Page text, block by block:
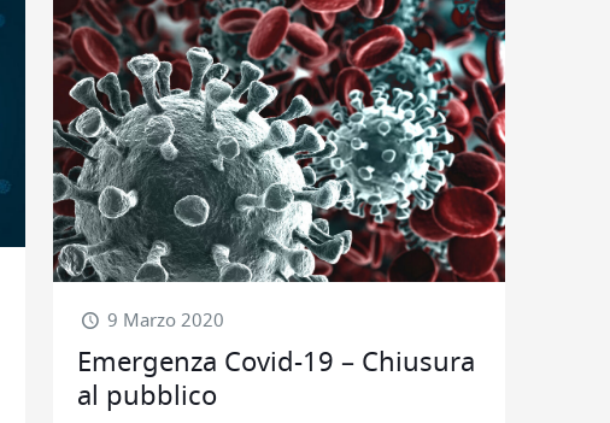
9 Marzo 2020
Emergenza Covid-19 – Chiusura
al pubblico